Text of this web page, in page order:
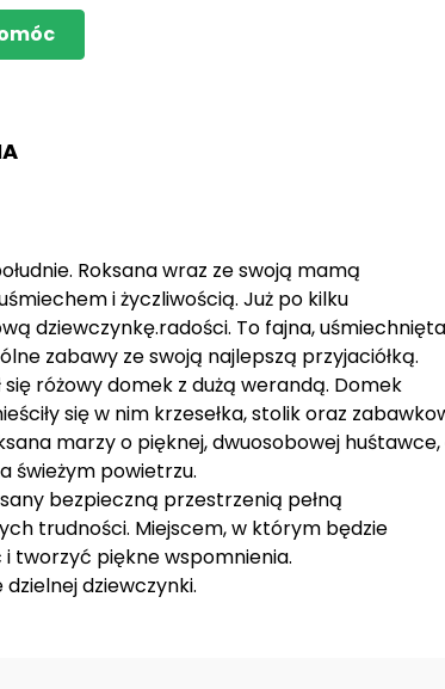
Roksana wraz ze swoją mamą
i życzliwością. Już po kilku
dziewczynkę.radości. To fajna,
zabawy ze swoją najlepszą przyjaciółką.
różowy domek z dużą werandą. Domek
się w nim krzesełka, stolik oraz
marzy o pięknej, dwuosobowej
świeżym powietrzu.
bezpieczną przestrzenią pełną
trudności. Miejscem, w którym będzie
tworzyć piękne wspomnienia.
dziewczynki.